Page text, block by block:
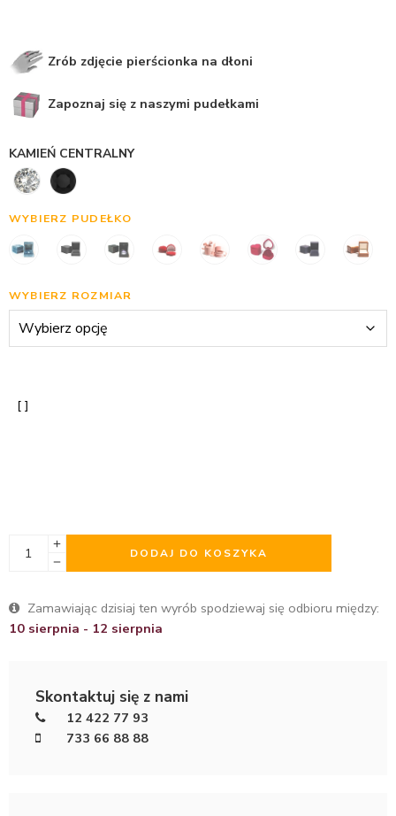
Zrób zdjęcie pierścionka na dłoni
Zapoznaj się z naszymi pudełkami
KAMIEŃ CENTRALNY
WYBIERZ PUDEŁKO
WYBIERZ ROZMIAR
DODAJ DO KOSZYKA
Zamawiając dzisiaj ten wyrób spodziewaj się odbioru między:
10 sierpnia - 12 sierpnia
Skontaktuj się z nami
12 422 77 93
733 66 88 88